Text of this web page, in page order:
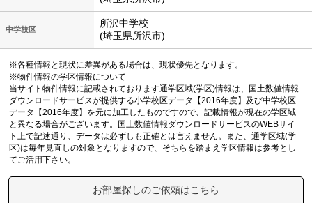
中学校区
所沢中学校
(埼玉県所沢市)
※各種情報と現状に差異がある場合は、現状優先となります。
※物件情報の学区情報について
当サイト物件情報に記載されております通学区域(学区)情報は、国土数値情報
ダウンロードサービスが提供する小学校区データ【2016年度】及び中学校区
データ【2016年度】を元に加工したものですので、記載情報が現在の学区域
と異なる場合がございます。国土数値情報ダウンロードサービスのWEBサイ
ト上で記述通り、データは必ずしも正確とは言えません。また、通学区域(学
区)は毎年見直しの対象となりますので、そちらを踏まえ学区情報は参考とし
てご活用下さい。
お部屋探しのご依頼はこちら